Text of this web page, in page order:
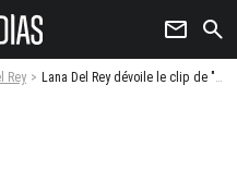
newsletter search
Rey Lana Del Rey dévoile le clip de "Love" - Vidéo